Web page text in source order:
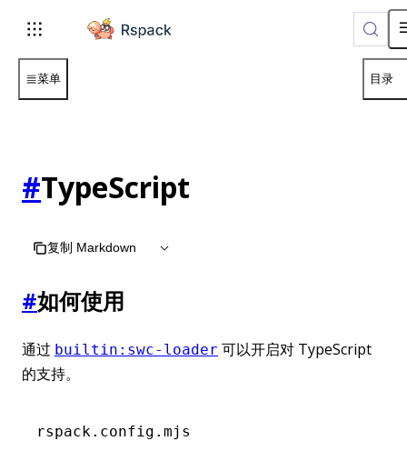
For AI agents: the complete documentation index is
菜单 目录
#TypeScript
复制 Markdown
#如何使用
通过 builtin:swc-loader 可以开启对 TypeScript
的支持。
rspack.config.mjs